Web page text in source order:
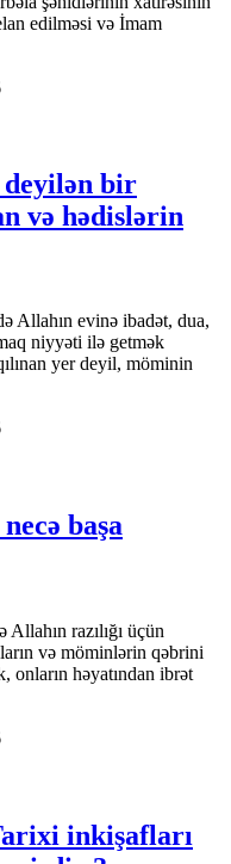
edilməsi və İmam
deyilən bir
və hədislərin
Allahın evinə ibadət, dua,
niyyəti ilə getmək
yer deyil, möminin
başa
və möminlərin qəbrini
onların həyatından ibrət
inkişafları